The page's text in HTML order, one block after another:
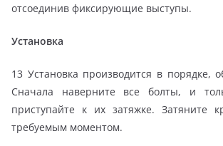
отсоединив фиксирующие выступы.
Установка
13 Установка производится в порядке,
Сначала наверните все болты, и
приступайте к их затяжке. Затяните
требуемым моментом.